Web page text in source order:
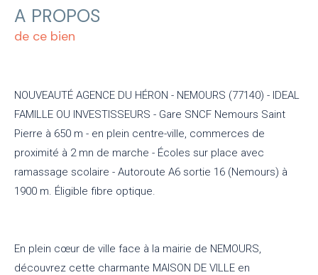
A PROPOS
de ce bien
NOUVEAUTÉ AGENCE DU HÉRON - NEMOURS (77140) - IDEAL
FAMILLE OU INVESTISSEURS - Gare SNCF Nemours Saint
Pierre à 650 m - en plein centre-ville, commerces de
proximité à 2 mn de marche - Écoles sur place avec
ramassage scolaire - Autoroute A6 sortie 16 (Nemours) à
1900 m. Éligible fibre optique.
En plein cœur de ville face à la mairie de NEMOURS,
découvrez cette charmante MAISON DE VILLE en